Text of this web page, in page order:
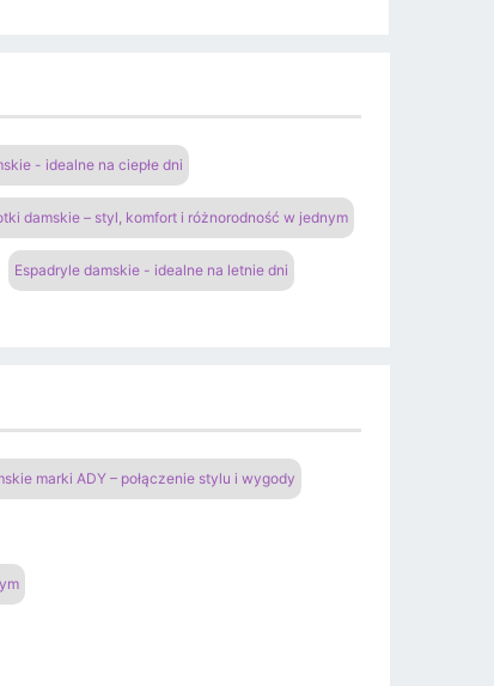
- idealne na ciepłe dni
damskie – styl, komfort i różnorodność w jednym
Espadryle damskie - idealne na letnie dni
marki ADY – połączenie stylu i wygody